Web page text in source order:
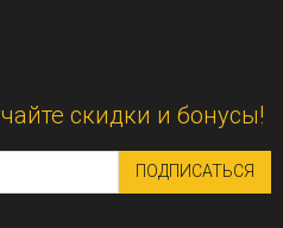
скидки и бонусы!
ПОДПИСАТЬСЯ